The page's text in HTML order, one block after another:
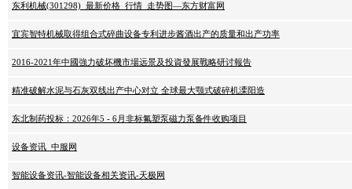
东利机械(301298)_最新价格_行情_走势图—东方财富网
宜宾智特机械取得组合式碎曲设备专利进步酱酒出产的质量和出产功率
2016-2021年中國強力破坏機市場远景及投資發展戰略研讨報告
精准破解水泥与石灰双线出产中心对立 全球最大颚式破碎机溧阳造
东北制药投标：2026年5 - 6月非标氟塑泵磁力泵备件收购项目
设备资讯_中服网
智能设备资讯-智能设备相关资讯-天极网